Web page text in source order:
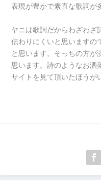
表現が豊かで素直な歌詞が
ヤニは歌詞だからわざわざ
伝わりにくいと思いますの
と思います。そっちの方が
思います。詩のようなお洒
サイトを見て頂いたほうが